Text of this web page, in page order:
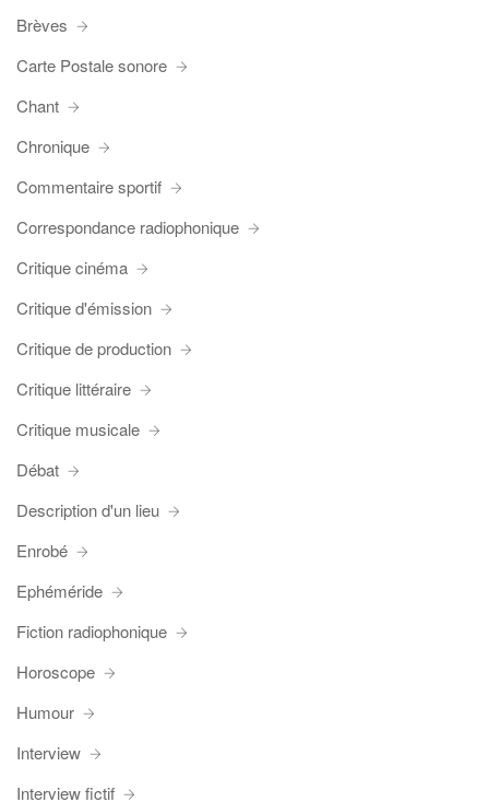
Brèves
Carte Postale sonore
Chant
Chronique
Commentaire sportif
Correspondance radiophonique
Critique cinéma
Critique d'émission
Critique de production
Critique littéraire
Critique musicale
Débat
Description d'un lieu
Enrobé
Ephéméride
Fiction radiophonique
Horoscope
Humour
Interview
Interview fictif